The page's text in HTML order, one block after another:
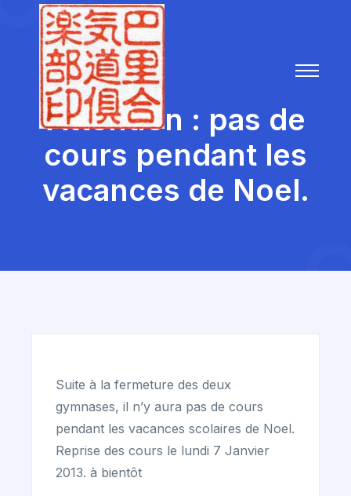
Attention : pas de
cours pendant les
vacances de Noel.
Suite à la fermeture des deux
gymnases, il n’y aura pas de cours
pendant les vacances scolaires de Noel.
Reprise des cours le lundi 7 Janvier
2013. à bientôt